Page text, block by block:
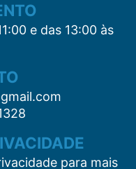
e das 13:00 às
para mais